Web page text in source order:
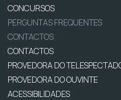
CONCURSOS
PERGUNTAS FREQUENTES
CONTACTOS
CONTACTOS
PROVEDORA DO
PROVEDORA DO OUVINTE
ACESSIBILIDADES